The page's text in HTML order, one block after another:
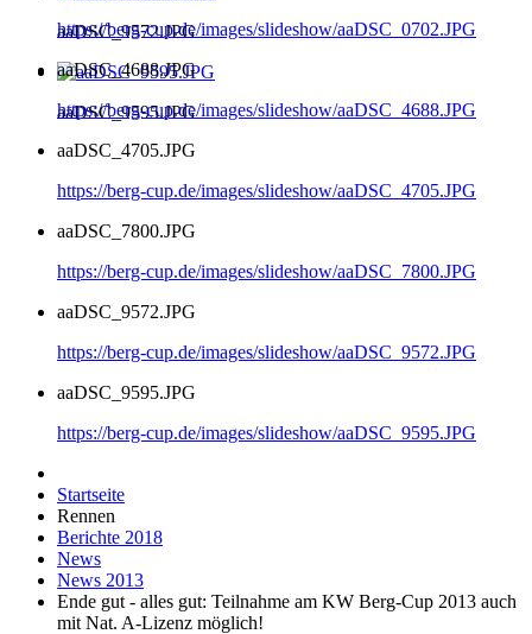
aaDSC_9572.JPG
aaDSC_9595.JPG
https://berg-cup.de/images/slideshow/aaDSC_0702.JPG
aaDSC_4688.JPG
https://berg-cup.de/images/slideshow/aaDSC_4688.JPG
aaDSC_4705.JPG
https://berg-cup.de/images/slideshow/aaDSC_4705.JPG
aaDSC_7800.JPG
https://berg-cup.de/images/slideshow/aaDSC_7800.JPG
aaDSC_9572.JPG
https://berg-cup.de/images/slideshow/aaDSC_9572.JPG
aaDSC_9595.JPG
https://berg-cup.de/images/slideshow/aaDSC_9595.JPG
Startseite
Rennen
Berichte 2018
News
News 2013
Ende gut - alles gut: Teilnahme am KW Berg-Cup 2013 auch
mit Nat. A-Lizenz möglich!